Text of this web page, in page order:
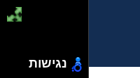
נגישות